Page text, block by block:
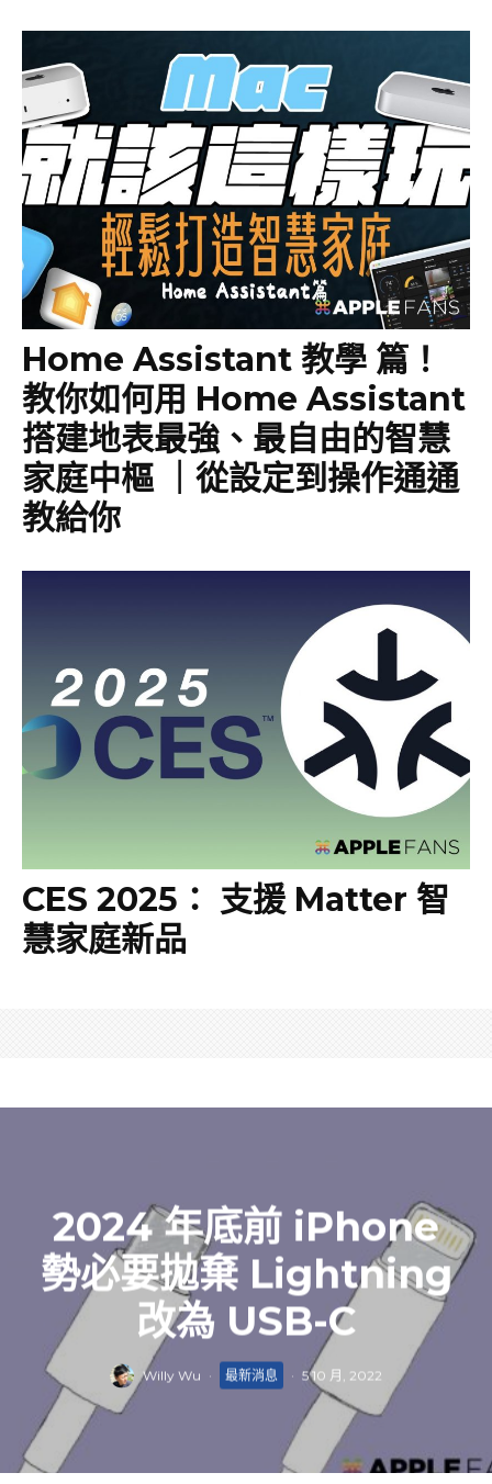
Home Assistant 教學 篇！
教你如何用 Home Assistant
搭建地表最強、最自由的智慧
家庭中樞 ｜從設定到操作通通
教給你
CES 2025： 支援 Matter 智
慧家庭新品
2024 年底前 iPhone
勢必要拋棄 Lightning
改為 USB-C
Willy Wu · 最新消息 · 5 10 月, 2022